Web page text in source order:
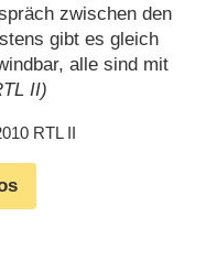
zwischen den
gibt es gleich
alle sind mit
II)
RTL II